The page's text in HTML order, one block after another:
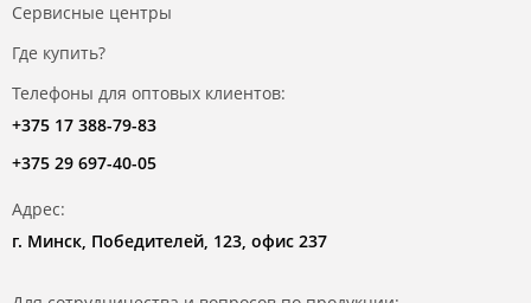
Сервисные центры
Где купить?
Телефоны для оптовых клиентов:
+375 17 388-79-83
+375 29 697-40-05
Адрес:
г. Минск, Победителей, 123, офис 237